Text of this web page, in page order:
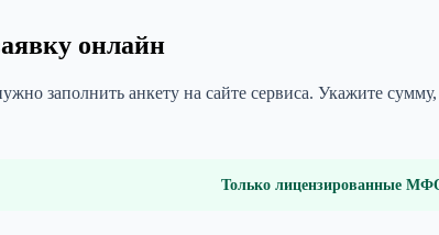
онлайн
заполнить анкету на сайте сервиса. Укажите
Только лицензированные